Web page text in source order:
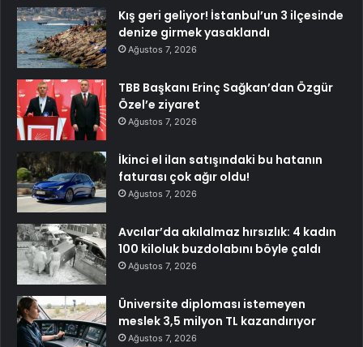
Kış geri geliyor! İstanbul’un 3 ilçesinde
denize girmek yasaklandı
Ağustos 7, 2026
TBB Başkanı Erinç Sağkan’dan Özgür
Özel’e ziyaret
Ağustos 7, 2026
İkinci el ilan satışındaki bu hatanın
faturası çok ağır oldu!
Ağustos 7, 2026
Avcılar’da akılalmaz hırsızlık: 4 kadın
100 kiloluk buzdolabını böyle çaldı
Ağustos 7, 2026
Üniversite diploması istemeyen
meslek 3,5 milyon TL kazandırıyor
Ağustos 7, 2026